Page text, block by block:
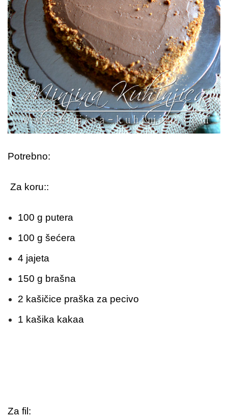
Potrebno:
Za koru::
100 g putera
100 g šećera
4 jajeta
150 g brašna
2 kašičice praška za pecivo
1 kašika kakaa
Za fil: